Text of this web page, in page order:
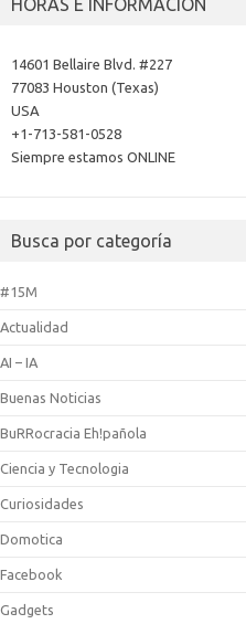
HORAS E INFORMACIÓN
14601 Bellaire Blvd. #227
77083 Houston (Texas)
USA
+1-713-581-0528
Siempre estamos ONLINE
Busca por categoría
#15M
Actualidad
AI – IA
Buenas Noticias
BuRRocracia Eh!pañola
Ciencia y Tecnologia
Curiosidades
Domotica
Facebook
Gadgets